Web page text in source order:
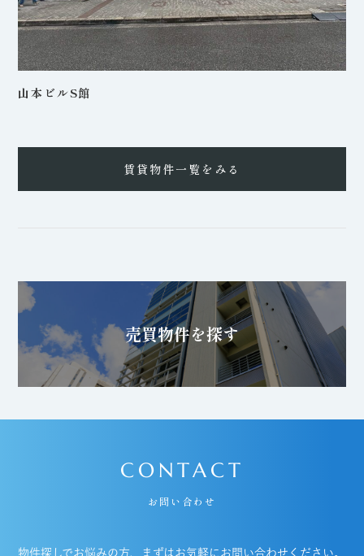
山本ビルS館
賃貸物件一覧をみる
売買物件を探す
CONTACT
お問い合わせ
物件探しでお悩みの方、まずはお気軽にお問い合わせください。